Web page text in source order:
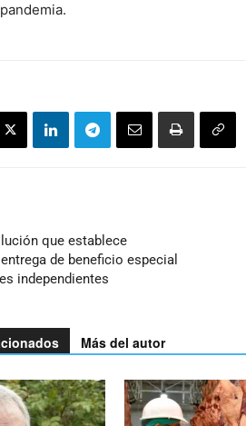
que establece
de beneficio especial
independientes
Más del autor